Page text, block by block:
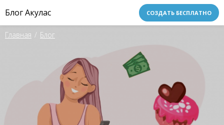
Блог Акулас СОЗДАТЬ БЕСПЛАТНО
Главная / Блог